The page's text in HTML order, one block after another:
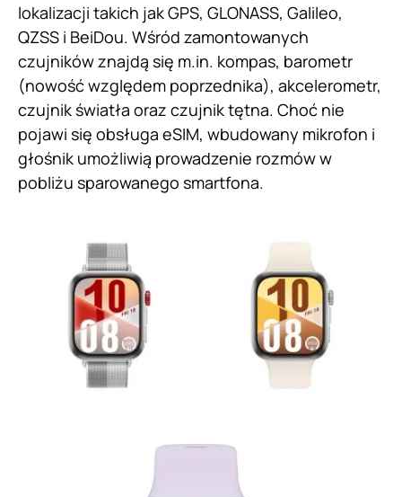
lokalizacji takich jak GPS, GLONASS, Galileo,
QZSS i BeiDou. Wśród zamontowanych
czujników znajdą się m.in. kompas, barometr
(nowość względem poprzednika), akcelerometr,
czujnik światła oraz czujnik tętna. Choć nie
pojawi się obsługa eSIM, wbudowany mikrofon i
głośnik umożliwią prowadzenie rozmów w
pobliżu sparowanego smartfona.